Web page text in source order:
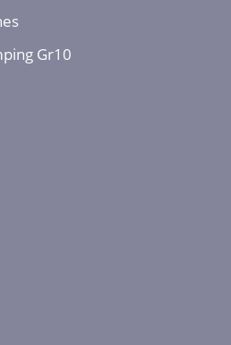
Gr10